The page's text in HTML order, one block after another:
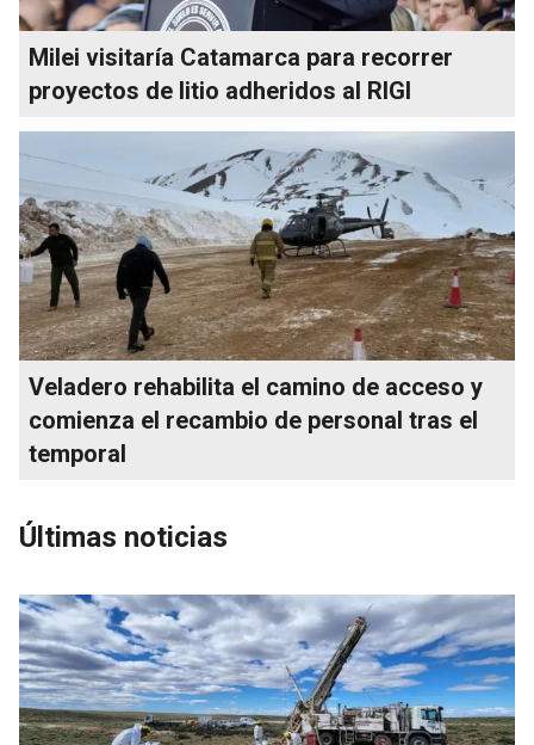
Milei visitaría Catamarca para recorrer
proyectos de litio adheridos al RIGI
Veladero rehabilita el camino de acceso y
comienza el recambio de personal tras el
temporal
Últimas noticias